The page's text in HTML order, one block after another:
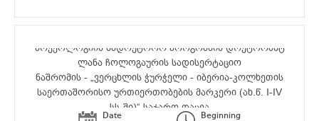
არქეოლოგიის სადოქტორო პროგრამის დოქტორანტ
ლანა ჩოლოგაურის სადისერტაციო
ნაშრომის - „ვერცხლის ჭურჭელი - იბერია-კოლხეთის
საერთაშორისო ურთიერთობების მარკერი (ახ.წ. I-IV
სს-ში)“ საჯარო დაცვა
Date
Beginning